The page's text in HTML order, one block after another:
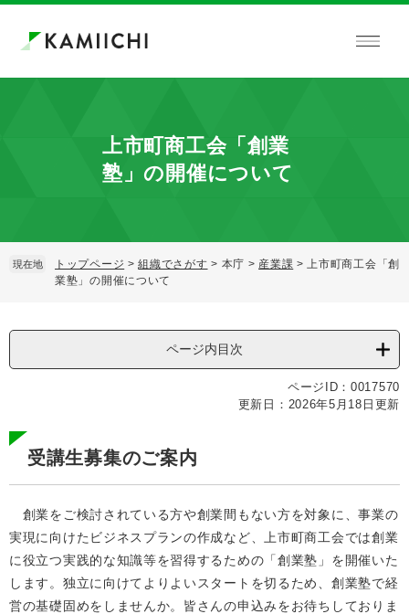
ペ
メ
上市町商工会「創業
塾」の開催について
現在地 トップページ >組織でさがす > 本庁 > 産業課 >上市町商工会「創
業塾」の開催について
ページ内目次
ページID：0017570
更新日：2026年5月18日更新
受講生募集のご案内
創業をご検討されている方や創業間もない方を対象に、事業の
実現に向けたビジネスプランの作成など、上市町商工会では創業
に役立つ実践的な知識等を習得するための「創業塾」を開催いた
します。独立に向けてよりよいスタートを切るため、創業塾で経
営の基礎固めをしませんか。皆さんの申込みをお待ちしておりま